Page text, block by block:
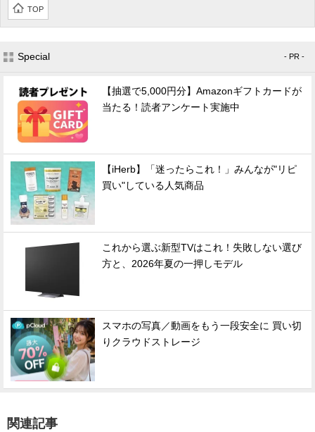
TOP
Special - PR -
【抽選で5,000円分】Amazonギフトカードが
当たる！読者アンケート実施中
【iHerb】「迷ったらこれ！」みんなが"リピ
買い"している人気商品
これから選ぶ新型TVはこれ！失敗しない選び
方と、2026年夏の一押しモデル
スマホの写真／動画をもう一段安全に 買い切
りクラウドストレージ
関連記事